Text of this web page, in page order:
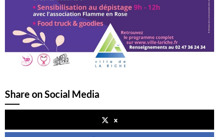
Share on Social Media
x